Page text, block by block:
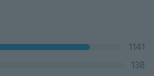
1141
138